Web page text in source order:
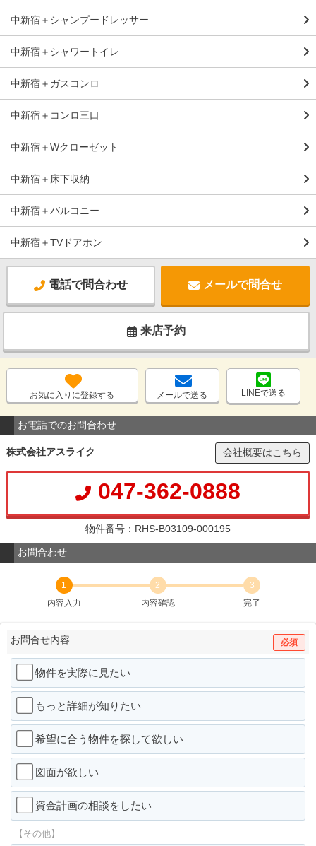
中新宿＋シャンプードレッサー
中新宿＋シャワートイレ
中新宿＋ガスコンロ
中新宿＋コンロ三口
中新宿＋Wクローゼット
中新宿＋床下収納
中新宿＋バルコニー
中新宿＋TVドアホン
電話で問合わせ メールで問合せ
来店予約
お気に入りに登録する メールで送る LINEで送る
お電話でのお問合わせ
株式会社アスライク 会社概要はこちら
047-362-0888
物件番号：RHS-B03109-000195
お問合わせ
1
内容入力
2
内容確認
3
完了
お問合せ内容 必須
物件を実際に見たい
もっと詳細が知りたい
希望に合う物件を探して欲しい
図面が欲しい
資金計画の相談をしたい
【その他】